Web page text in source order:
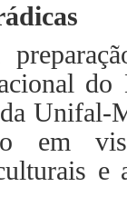
Unifal-
em
e